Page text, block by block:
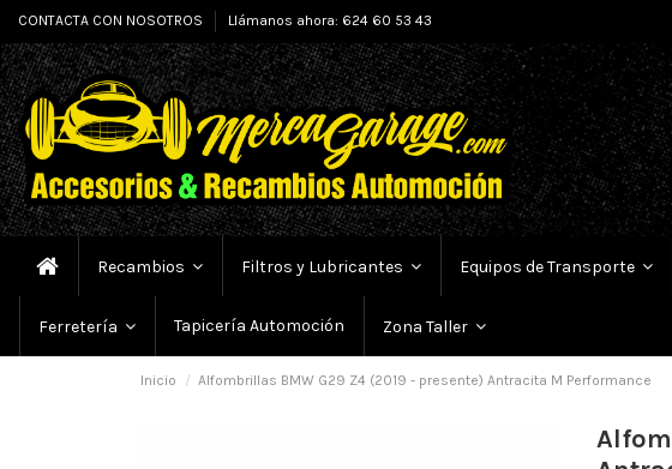
CONTACTA CON NOSOTROS Llámanos ahora: 624 60 53 43
Recambios Filtros y Lubricantes Equipos de Transporte
Ferretería Tapicería Automoción Zona Taller
Inicio Alfombrillas BMW G29 Z4 (2019 - presente) Antracita M Performance